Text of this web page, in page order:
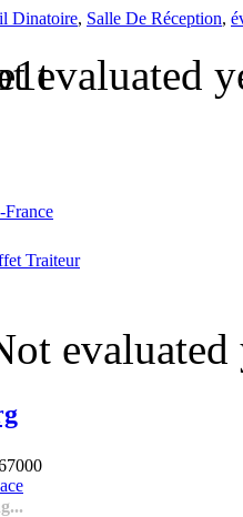
Dinatoire, Salle De Réception,
evaluated
France
Traiteur
evaluated